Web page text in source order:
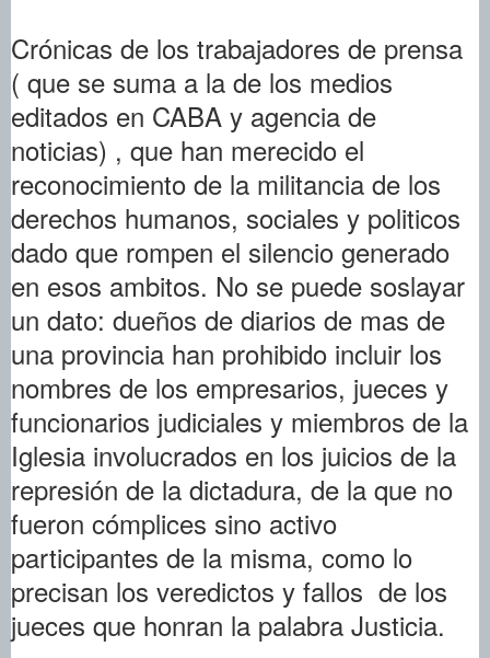
Crónicas de los trabajadores de prensa
( que se suma a la de los medios
editados en CABA y agencia de
noticias) , que han merecido el
reconocimiento de la militancia de los
derechos humanos, sociales y politicos
dado que rompen el silencio generado
en esos ambitos. No se puede soslayar
un dato: dueños de diarios de mas de
una provincia han prohibido incluir los
nombres de los empresarios, jueces y
funcionarios judiciales y miembros de la
Iglesia involucrados en los juicios de la
represión de la dictadura, de la que no
fueron cómplices sino activo
participantes de la misma, como lo
precisan los veredictos y fallos de los
jueces que honran la palabra Justicia.